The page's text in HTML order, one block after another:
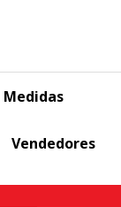
Medidas
Vendedores